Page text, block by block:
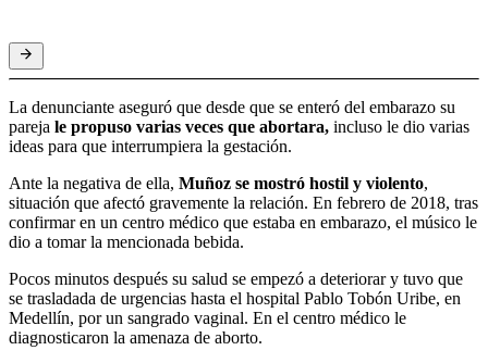
La denunciante aseguró que desde que se enteró del embarazo su
pareja le propuso varias veces que abortara, incluso le dio varias
ideas para que interrumpiera la gestación.
Ante la negativa de ella, Muñoz se mostró hostil y violento,
situación que afectó gravemente la relación. En febrero de 2018, tras
confirmar en un centro médico que estaba en embarazo, el músico le
dio a tomar la mencionada bebida.
Pocos minutos después su salud se empezó a deteriorar y tuvo que
se trasladada de urgencias hasta el hospital Pablo Tobón Uribe, en
Medellín, por un sangrado vaginal. En el centro médico le
diagnosticaron la amenaza de aborto.